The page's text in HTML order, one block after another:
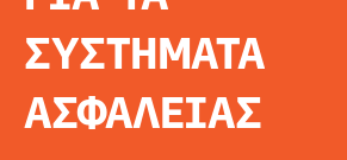
ΣΥΣΤΗΜΑΤΑ
ΑΣΦΑΛΕΙΑΣ